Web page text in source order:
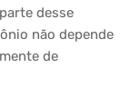
desse
não depende
de